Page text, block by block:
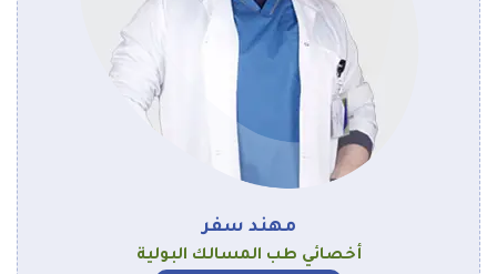
مهند سفر
أخصائي طب المسالك البولية